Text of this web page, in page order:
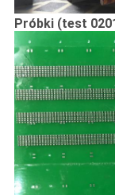
Próbki (test